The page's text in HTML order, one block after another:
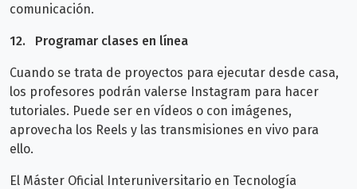
comunicación.
12. Programar clases en línea
Cuando se trata de proyectos para ejecutar desde casa,
los profesores podrán valerse Instagram para hacer
tutoriales. Puede ser en vídeos o con imágenes,
aprovecha los Reels y las transmisiones en vivo para
ello.
El Máster Oficial Interuniversitario en Tecnología